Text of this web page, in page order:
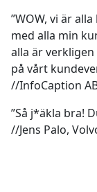
”WOW, vi är
med alla min
alla är
på vårt
//InfoCaption
”Så j*äkla bra!
//Jens Palo,